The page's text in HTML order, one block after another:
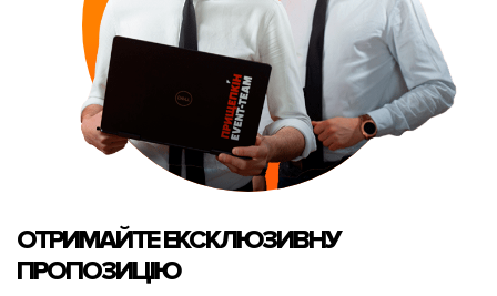
ОТРИМАЙТЕЕКСКЛЮЗИВНУ
ПРОПОЗИЦІЮ